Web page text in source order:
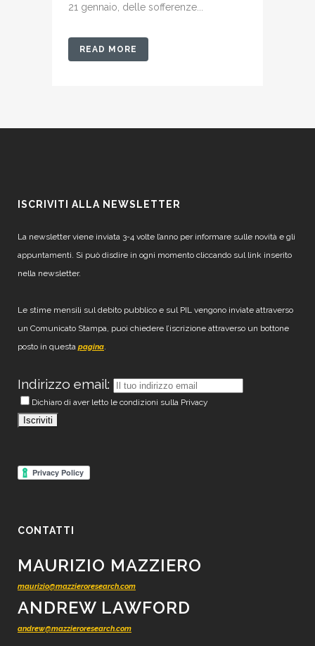
21 gennaio, delle sofferenze...
READ MORE
ISCRIVITI ALLA NEWSLETTER
La newsletter viene inviata 3-4 volte l’anno per informare sulle novità e gli
appuntamenti. Si può disdire in ogni momento cliccando sul link inserito
nella newsletter.
Le stime mensili sul debito pubblico e sul PIL vengono inviate attraverso
un Comunicato Stampa, puoi chiedere l’iscrizione attraverso un bottone
posto in questa pagina.
Indirizzo email:
Dichiaro di aver letto le condizioni sulla Privacy
CONTATTI
MAURIZIO MAZZIERO
maurizio@mazzieroresearch.com
ANDREW LAWFORD
andrew@mazzieroresearch.com